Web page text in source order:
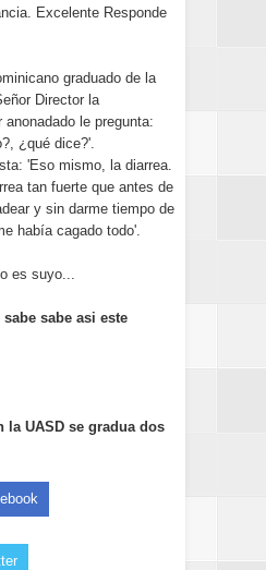
Excelente Responde
graduado de la
Director la
le pregunta:
¿qué dice?'.
'Eso mismo, la diarrea.
tan fuerte que antes de
y sin darme tiempo de
había cagado todo'.
es suyo...
sabe asi este
la UASD se gradua dos